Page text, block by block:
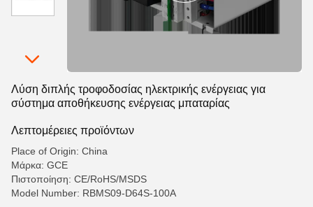
Λύση διπλής τροφοδοσίας ηλεκτρικής ενέργειας για
σύστημα αποθήκευσης ενέργειας μπαταρίας
Λεπτομέρειες προϊόντων
Place of Origin: China
Μάρκα: GCE
Πιστοποίηση: CE/RoHS/MSDS
Model Number: RBMS09-D64S-100A